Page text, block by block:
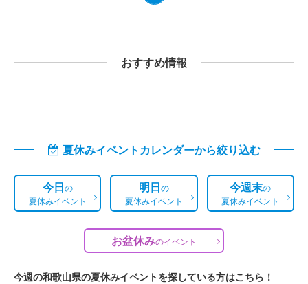
おすすめ情報
夏休みイベントカレンダーから絞り込む
今日の
夏休みイベント
明日の
夏休みイベント
今週末の
夏休みイベント
お盆休みのイベント
今週の和歌山県の夏休みイベントを探している方はこちら！